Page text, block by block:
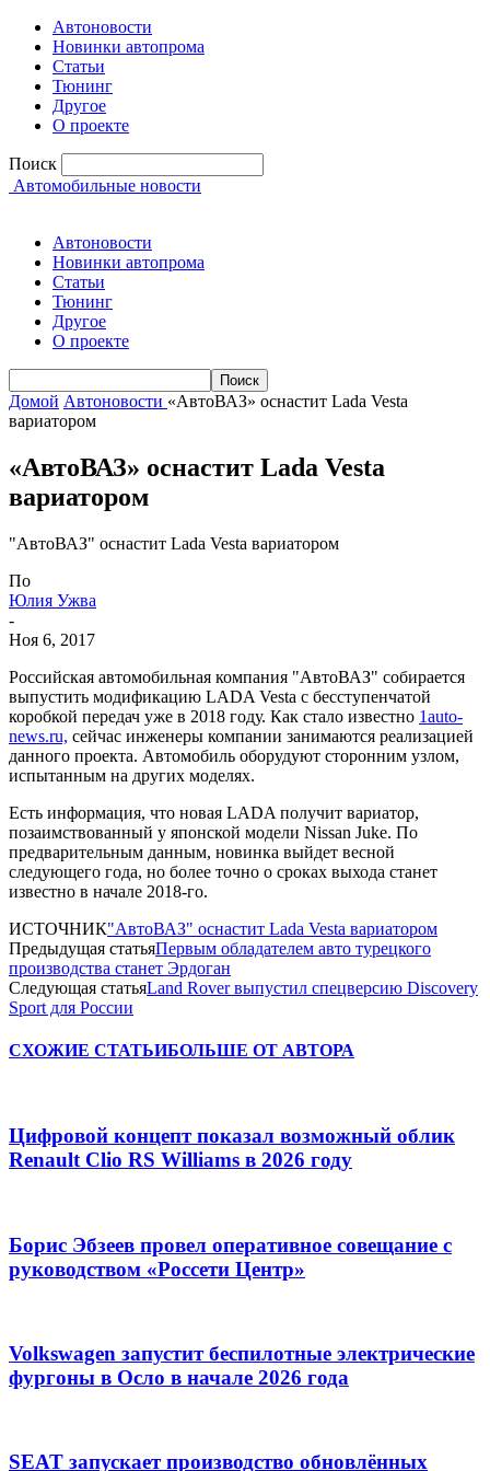
Автоновости
Новинки автопрома
Статьи
Тюнинг
Другое
О проекте
Поиск
Автомобильные новости
Автоновости
Новинки автопрома
Статьи
Тюнинг
Другое
О проекте
Домой Автоновости «АвтоВАЗ» оснастит Lada Vesta
вариатором
«АвтоВАЗ» оснастит Lada Vesta
вариатором
"АвтоВАЗ" оснастит Lada Vesta вариатором
По
Юлия Ужва
-
Ноя 6, 2017
Российская автомобильная компания "АвтоВАЗ" собирается
выпустить модификацию LADA Vesta с бесступенчатой
коробкой передач уже в 2018 году. Как стало известно 1auto-
news.ru, сейчас инженеры компании занимаются реализацией
данного проекта. Автомобиль оборудуют сторонним узлом,
испытанным на других моделях.
Есть информация, что новая LADA получит вариатор,
позаимствованный у японской модели Nissan Juke. По
предварительным данным, новинка выйдет весной
следующего года, но более точно о сроках выхода станет
известно в начале 2018-го.
ИСТОЧНИК"АвтоВАЗ" оснастит Lada Vesta вариатором
Предыдущая статьяПервым обладателем авто турецкого
производства станет Эрдоган
Следующая статьяLand Rover выпустил спецверсию Discovery
Sport для России
СХОЖИЕ СТАТЬИБОЛЬШЕ ОТ АВТОРА
Цифровой концепт показал возможный облик
Renault Clio RS Williams в 2026 году
Борис Эбзеев провел оперативное совещание с
руководством «Россети Центр»
Volkswagen запустит беспилотные электрические
фургоны в Осло в начале 2026 года
SEAT запускает производство обновлённых